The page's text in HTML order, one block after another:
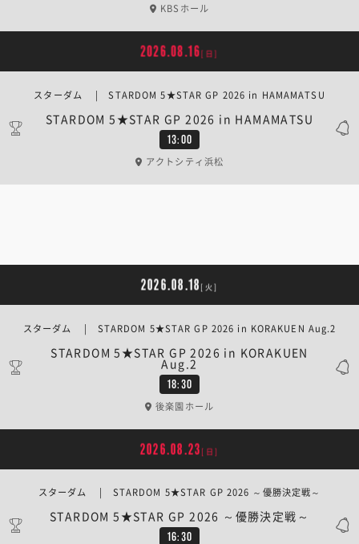
KBSホール
2026.08.16[日]
13:00
STARDOM 5★STAR GP 2026 in HAMAMATSU
スターダム | STARDOM 5★STAR GP 2026 in HAMAMATSU
アクトシティ浜松
2026.08.18 [火]
18:30
STARDOM 5★STAR GP 2026 in KORAKUEN
Aug.2
スターダム | STARDOM 5★STAR GP 2026 in KORAKUEN Aug.2
後楽園ホール
2026.08.23 [日]
16:30
STARDOM 5★STAR GP 2026 ～優勝決定戦～
スターダム | STARDOM 5★STAR GP 2026 ～優勝決定戦～